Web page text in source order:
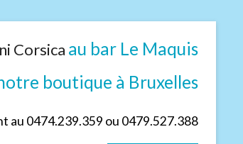
Corsica au bar Le Maquis
boutique à Bruxelles
au 0474.239.359 ou 0479.527.388